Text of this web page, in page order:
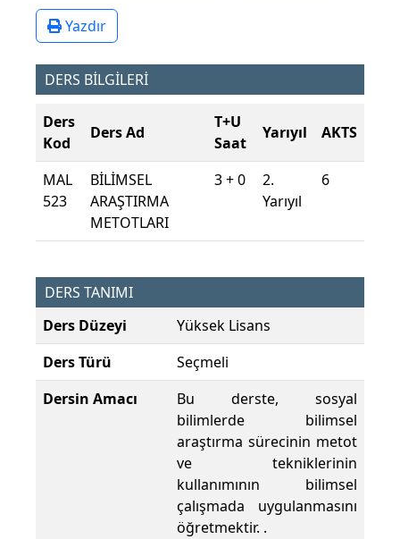
Yazdır
DERS BİLGİLERİ
Ders
Kod
Ders Ad
T+U
Saat
Yarıyıl AKTS
MAL
523
BİLİMSEL
ARAŞTIRMA
METOTLARI
3 + 0
2.
Yarıyıl
6
DERS TANIMI
Ders Düzeyi
Yüksek Lisans
Ders Türü
Seçmeli
Dersin Amacı
Bu derste, sosyal
bilimlerde bilimsel
araştırma sürecinin metot
ve tekniklerinin
kullanımının bilimsel
çalışmada uygulanmasını
öğretmektir. .